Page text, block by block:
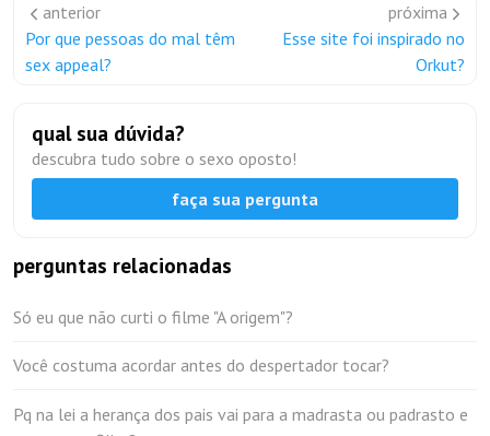
anterior
Por que pessoas do mal têm
sex appeal?
próxima
Esse site foi inspirado no
Orkut?
qual sua dúvida?
descubra tudo sobre o sexo oposto!
faça sua pergunta
perguntas relacionadas
Só eu que não curti o filme "A origem"?
Você costuma acordar antes do despertador tocar?
Pq na lei a herança dos pais vai para a madrasta ou padrasto e